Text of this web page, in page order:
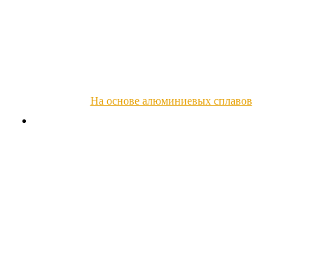
На основе алюминиевых сплавов